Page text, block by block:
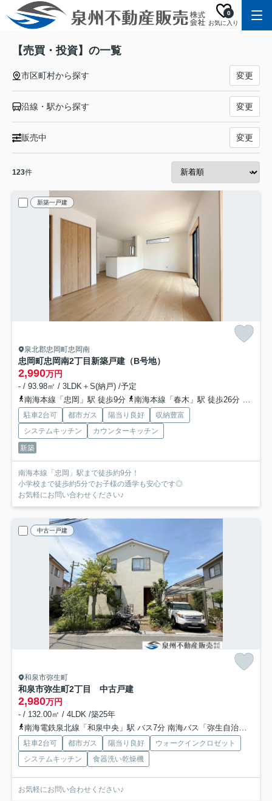
お気に入り
0
【売買・投資】の一覧
市区町村から探す 変更
沿線・駅から探す 変更
販売中 変更
123件
新築一戸建
泉北郡忠岡町忠岡南
忠岡町忠岡南2丁目新築戸建（B号地）
2,990万円
- / 93.98㎡ / 3LDK＋S(納戸) /予定
南海本線「忠岡」駅 徒歩9分
南海本線「春木」駅 徒歩26分 南海
駐車2台可 都市ガス 陽当り良好
収納豊富
システムキッチン
カウンターキッチン
新築
南海本線「忠岡」駅まで徒歩約9分！
小学校まで徒歩約5分でお子様の通学も安心です◎
お気軽にお問い合わせください♪
中古一戸建
和泉市弥生町
和泉市弥生町2丁目 中古戸建
2,980万円
- / 132.00㎡ / 4LDK /築25年
南海電鉄泉北線「和泉中央」駅 バス7分 南海バス「弥生自治会館前」 停歩5分
駐車2台可 都市ガス 陽当り良好
ウォークインクロゼット
システムキッチン
食器洗い乾燥機
お気軽にお問い合わせください♪